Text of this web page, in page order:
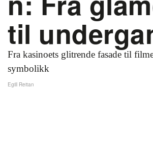
til
Fra kasinoets glitrende fasade til
symbolikk
Egill Reitan